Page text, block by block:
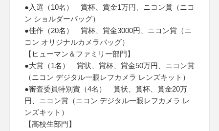
●入選（10名） 賞杯、賞金1万円、ニコン賞（ニコ
ン ショルダーバッグ）
●佳作（20名） 賞杯、賞金3000円、ニコン賞（ニ
コン オリジナルカメラバッグ）
【ヒューマン＆ファミリー部門】
●大賞（1名） 賞状、賞杯、賞金50万円、ニコン賞
（ニコン デジタル一眼レフカメラ レンズキット）
●審査委員特別賞（4名） 賞状、賞杯、賞金20万
円、ニコン賞（ニコン デジタル一眼レフカメラ レ
ンズキット）
【高校生部門】